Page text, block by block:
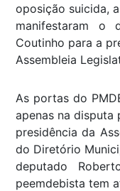
oposição suicida,
manifestaram o
Coutinho para a
Assembleia
As portas do
apenas na disputa
presidência da
do Diretório
deputado
peemdebista tem